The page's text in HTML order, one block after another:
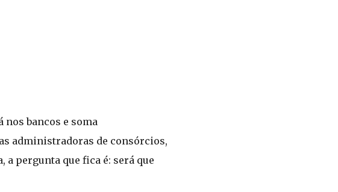
nos bancos e soma
administradoras de consórcios,
a pergunta que fica é: será que